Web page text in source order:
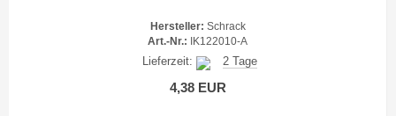
Hersteller: Schrack
Art.-Nr.: IK122010-A
Lieferzeit: 2 Tage
4,38 EUR